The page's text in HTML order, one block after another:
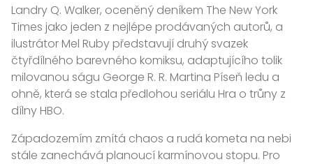
Landry Q. Walker, oceněný deníkem The New York
Times jako jeden z nejlépe prodávaných autorů, a
ilustrátor Mel Ruby představují druhý svazek
čtyřdílného barevného komiksu, adaptujícího tolik
milovanou ságu George R. R. Martina Píseň ledu a
ohně, která se stala předlohou seriálu Hra o trůny z
dílny HBO.
Západozemím zmítá chaos a rudá kometa na nebi
stále zanechává planoucí karmínovou stopu. Pro